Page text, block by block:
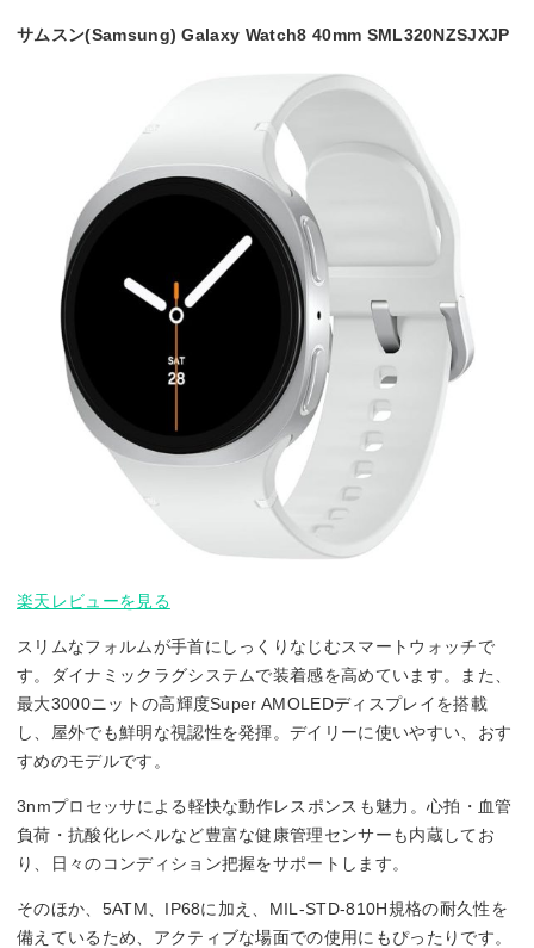
サムスン(Samsung) Galaxy Watch8 40mm SML320NZSJXJP
楽天レビューを見る
スリムなフォルムが手首にしっくりなじむスマートウォッチで
す。ダイナミックラグシステムで装着感を高めています。また、
最大3000ニットの高輝度Super AMOLEDディスプレイを搭載
し、屋外でも鮮明な視認性を発揮。デイリーに使いやすい、おす
すめのモデルです。
3nmプロセッサによる軽快な動作レスポンスも魅力。心拍・血管
負荷・抗酸化レベルなど豊富な健康管理センサーも内蔵してお
り、日々のコンディション把握をサポートします。
そのほか、5ATM、IP68に加え、MIL-STD-810H規格の耐久性を
備えているため、アクティブな場面での使用にもぴったりです。